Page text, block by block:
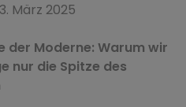
März 2025
der Moderne: Warum wir
nur die Spitze des